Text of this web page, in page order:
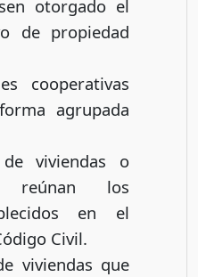
otorgado el
de propiedad
cooperativas
agrupada
viviendas o
reúnan los
en el
Civil.
viviendas que